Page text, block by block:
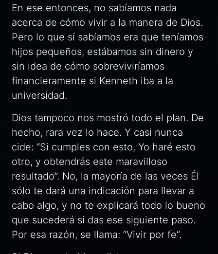
En ese entonces, no sabíamos nada
acerca de cómo vivir a la manera de Dios.
Pero lo que sí sabíamos era que teníamos
hijos pequeños, estábamos sin dinero y
sin idea de cómo sobreviviríamos
financieramente si Kenneth iba a la
universidad.
Dios tampoco nos mostró todo el plan. De
hecho, rara vez lo hace. Y casi nunca
cide: “Si cumples con esto, Yo haré esto
otro, y obtendrás este maravilloso
resultado”. No, la mayoría de las veces Él
sólo te dará una indicación para llevar a
cabo algo, y no te explicará todo lo bueno
que sucederá si das ese siguiente paso.
Por esa razón, se llama: “Vivir por fe”.